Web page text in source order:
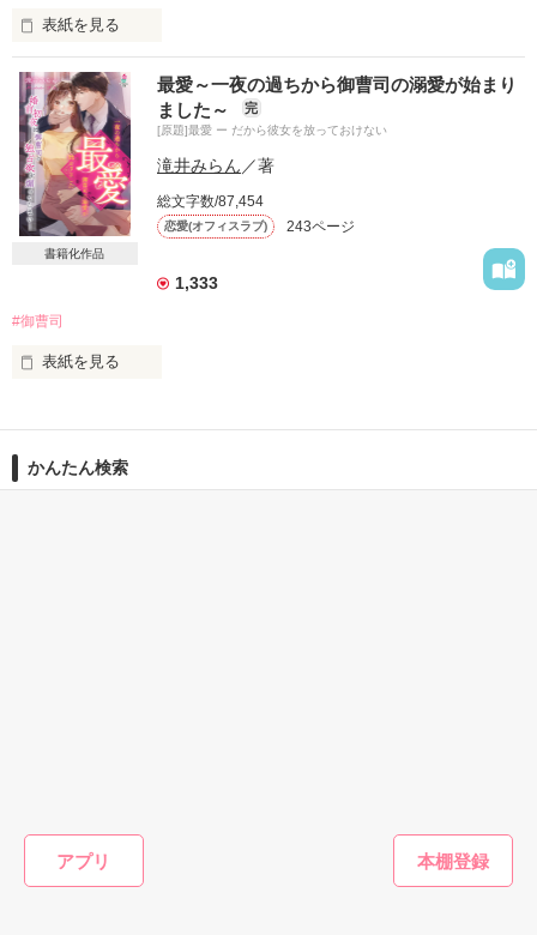
アプリ
身体は許すと決めた。
但し、心はヒトトキも
囚われたりはしない。
だって貴方は社長であり、
×××であったのだから――
オトナのほろ苦さ纏うONとOFF、
密事の向かう先は…？
Start　2011.10.26.
表紙を見る
出会ったのは七年前。
私は彼の『妹』になった。
すでに十八歳だった私は、今さら『兄』ができたからといっ
て、何かが変わるわけでもなく
兄妹の愛情なんてもちろんないし
共有する思い出もない
流れている血液でさえも違うのだから
だからお互い興味を持つこともなく、別々の人生を歩んでき
た。
書籍化作品
最愛～一夜の過ちから御曹司の溺愛が始まり
ました～
完
[原題]最愛 ー だから彼女を放っておけない
滝井みらん／著
総文字数/87,454
恋愛(オフィスラブ) 243ページ
1,333
#御曹司
表紙を見る
  蓮見不動産   ＯＬ、27歳
×
☆素敵なレビューどうもありがとう
ございました❤️❤️❤️
かんたん検索
じさせて
北館由麻／著
っ♡
篠崎 朱